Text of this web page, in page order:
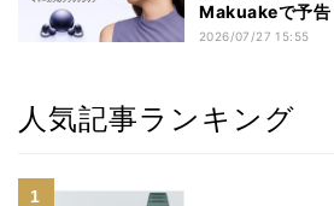
Makuakeで予告
2026/07/27 15:55
人気記事ランキング